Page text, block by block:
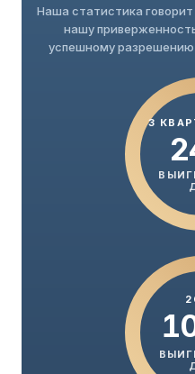
Наша статистика
нашу
успешному
3